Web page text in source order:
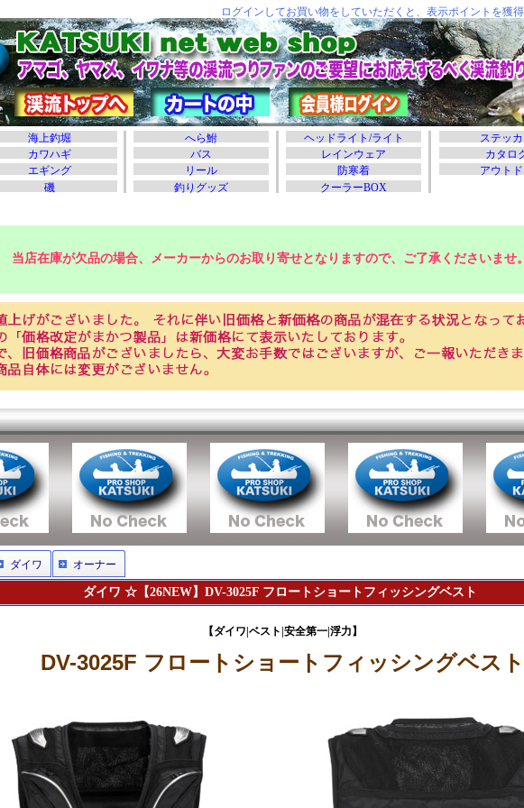
当店在庫が欠品の場合、メーカーからのお取り寄せとなりますので、ご了承くださいませ。
ダイワ オーナー
ダイワ ☆【26NEW】DV-3025F フロートショートフィッシングベスト
【ダイワ|ベスト|安全第一|浮力】
DV-3025F フロートショートフィッシングベスト